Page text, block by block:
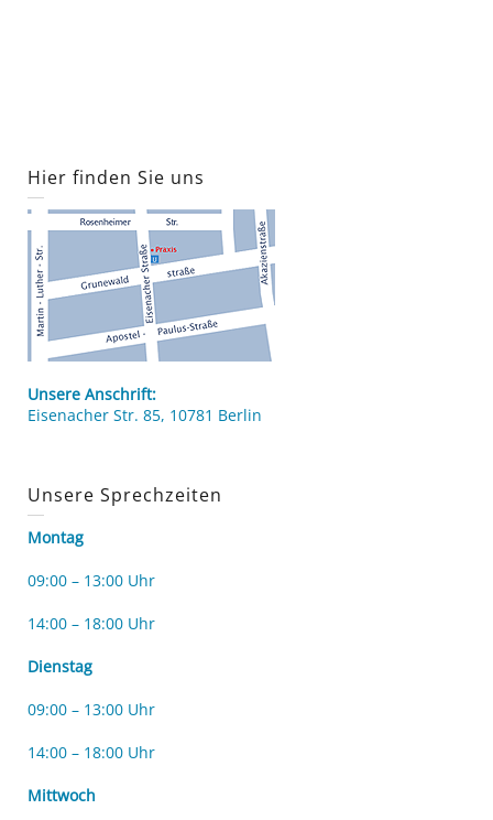
Hier finden Sie uns
Unsere Anschrift:
Eisenacher Str. 85, 10781 Berlin
Unsere Sprechzeiten
Montag
09:00 – 13:00 Uhr
14:00 – 18:00 Uhr
Dienstag
09:00 – 13:00 Uhr
14:00 – 18:00 Uhr
Mittwoch